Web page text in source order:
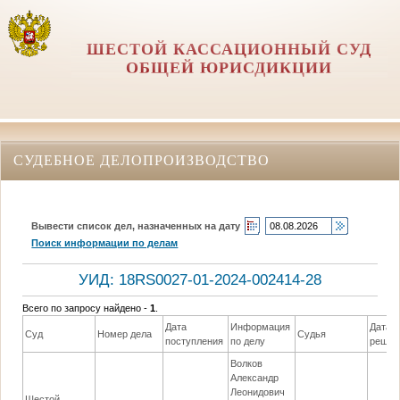
ШЕСТОЙ КАССАЦИОННЫЙ СУД
ОБЩЕЙ ЮРИСДИКЦИИ
СУДЕБНОЕ ДЕЛОПРОИЗВОДСТВО
Вывести список дел, назначенных на дату
Поиск информации по делам
УИД: 18RS0027-01-2024-002414-28
Всего по запросу найдено -1
Суд Номер дела
Дата
поступления
Информация
по делу
Судья
Дата
Волков
Александр
Леонидович